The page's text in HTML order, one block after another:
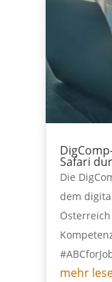
Safari
Die
dem
mehr